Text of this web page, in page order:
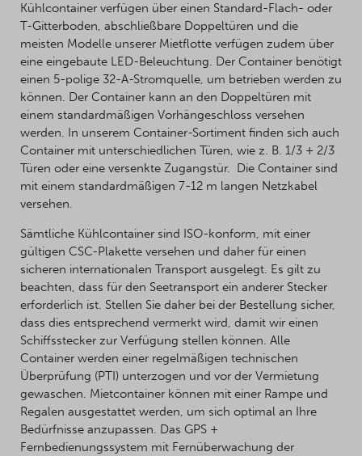
Kühlcontainer verfügen über einen Standard-Flach- oder
T-Gitterboden, abschließbare Doppeltüren und die
meisten Modelle unserer Mietflotte verfügen zudem über
eine eingebaute LED-Beleuchtung. Der Container benötigt
einen 5-polige 32-A-Stromquelle, um betrieben werden zu
können. Der Container kann an den Doppeltüren mit
einem standardmäßigen Vorhängeschloss versehen
werden. In unserem Container-Sortiment finden sich auch
Container mit unterschiedlichen Türen, wie z. B. 1/3 + 2/3
Türen oder eine versenkte Zugangstür. Die Container sind
mit einem standardmäßigen 7-12 m langen Netzkabel
versehen.
Sämtliche Kühlcontainer sind ISO-konform, mit einer
gültigen CSC-Plakette versehen und daher für einen
sicheren internationalen Transport ausgelegt. Es gilt zu
beachten, dass für den Seetransport ein anderer Stecker
erforderlich ist. Stellen Sie daher bei der Bestellung sicher,
dass dies entsprechend vermerkt wird, damit wir einen
Schiffsstecker zur Verfügung stellen können. Alle
Container werden einer regelmäßigen technischen
Überprüfung (PTI) unterzogen und vor der Vermietung
gewaschen. Mietcontainer können mit einer Rampe und
Regalen ausgestattet werden, um sich optimal an Ihre
Bedürfnisse anzupassen. Das GPS +
Fernbedienungssystem mit Fernüberwachung der